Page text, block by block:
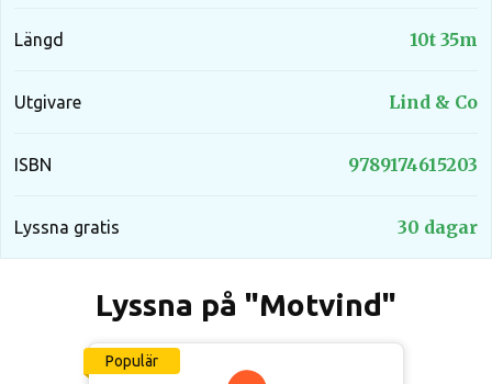
Längd 10t 35m
Utgivare Lind & Co
ISBN 9789174615203
Lyssna gratis 30 dagar
Lyssna på "Motvind"
Populär